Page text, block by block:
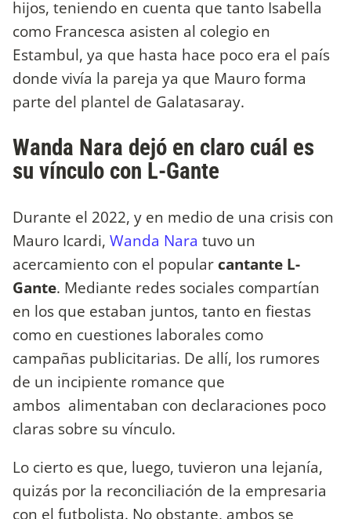
hijos, teniendo en cuenta que tanto Isabella
como Francesca asisten al colegio en
Estambul, ya que hasta hace poco era el país
donde vivía la pareja ya que Mauro forma
parte del plantel de Galatasaray.
Wanda Nara dejó en claro cuál es
su vínculo con L-Gante
Durante el 2022, y en medio de una crisis con
Mauro Icardi, Wanda Nara tuvo un
acercamiento con el popular cantante L-
Gante. Mediante redes sociales compartían
en los que estaban juntos, tanto en fiestas
como en cuestiones laborales como
campañas publicitarias. De allí, los rumores
de un incipiente romance que
ambos alimentaban con declaraciones poco
claras sobre su vínculo.
Lo cierto es que, luego, tuvieron una lejanía,
quizás por la reconciliación de la empresaria
con el futbolista. No obstante, ambos se